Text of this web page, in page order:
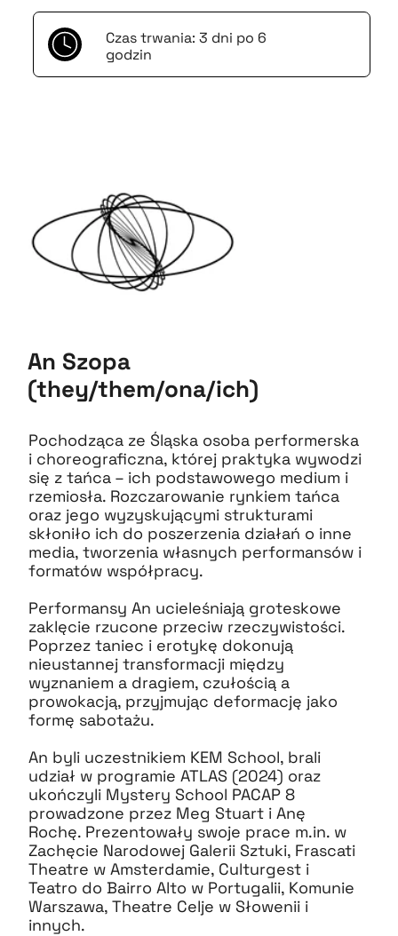
Czas trwania: 3 dni po 6
godzin
Pochodząca ze Śląska osoba performerska
i choreograficzna, której praktyka wywodzi
się z tańca – ich podstawowego medium i
rzemiosła. Rozczarowanie rynkiem tańca
oraz jego wyzyskującymi strukturami
skłoniło ich do poszerzenia działań o inne
media, tworzenia własnych performansów i
formatów współpracy.
Performansy An ucieleśniają groteskowe
zaklęcie rzucone przeciw rzeczywistości.
Poprzez taniec i erotykę dokonują
nieustannej transformacji między
wyznaniem a dragiem, czułością a
prowokacją, przyjmując deformację jako
formę sabotażu.
An byli uczestnikiem KEM School, brali
udział w programie ATLAS (2024) oraz
ukończyli Mystery School PACAP 8
prowadzone przez Meg Stuart i Anę
Rochę. Prezentowały swoje prace m.in. w
Zachęcie Narodowej Galerii Sztuki, Frascati
Theatre w Amsterdamie, Culturgest i
Teatro do Bairro Alto w Portugalii, Komunie
Warszawa, Theatre Celje w Słowenii i
innych.
An Szopa
(they/them/ona/ich)